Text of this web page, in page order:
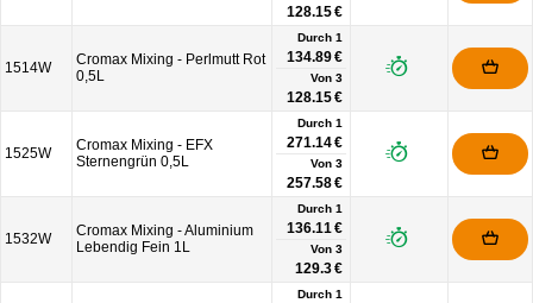
128.15 €
1514W
Cromax Mixing - Perlmutt Rot
0,5L
Durch 1
134.89 €
Von 3
128.15 €
1525W
Cromax Mixing - EFX
Sternengrün 0,5L
Durch 1
271.14 €
Von 3
257.58 €
1532W
Cromax Mixing - Aluminium
Lebendig Fein 1L
Durch 1
136.11 €
Von 3
129.3 €
Durch 1